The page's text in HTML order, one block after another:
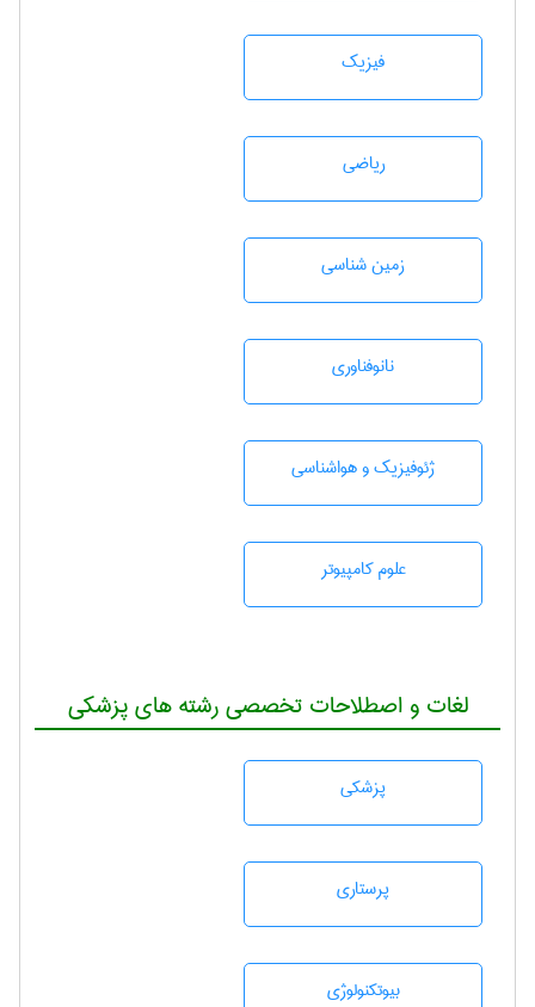
فیزیک
رياضی
زمين شناسی
نانوفناوری
ژئوفيزيك و هواشناسی
علوم کامپیوتر
لغات و اصطلاحات تخصصی رشته های پزشکی
پزشكی
پرستاری
بيوتكنولوژی